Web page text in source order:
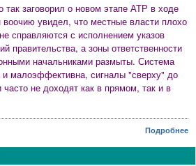
заговорил о новом этапе АТР в ходе
воочию увидел, что местные власти плохо
справляются с исполнением указов
правительства, а зоны ответственности
начальниками размыты. Система
и малоэффективна, сигналы "сверху" до
не доходят как в прямом, так и в
Подробнее